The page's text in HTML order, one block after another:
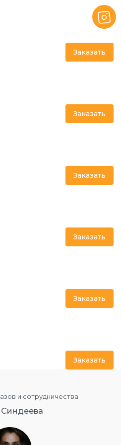
Заказать
Заказать
Заказать
Заказать
Заказать
Заказать
и сотрудничества